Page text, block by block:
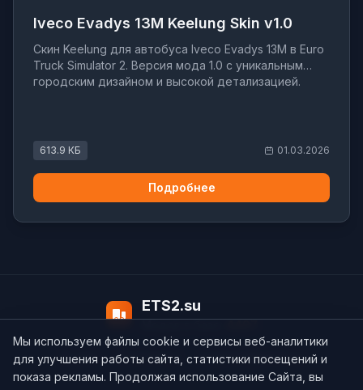
Iveco Evadys 13M Keelung Skin v1.0
Скин Keelung для автобуса Iveco Evadys 13M в Euro
Truck Simulator 2. Версия мода 1.0 с уникальным
городским дизайном и высокой детализацией.
613.9 КБ 01.03.2026
Подробнее
ETS2.su
О нас Контакты support@ets2.su
Мы используем файлы cookie и сервисы веб-аналитики
для улучшения работы сайта, статистики посещений и
показа рекламы. Продолжая использование Сайта, вы